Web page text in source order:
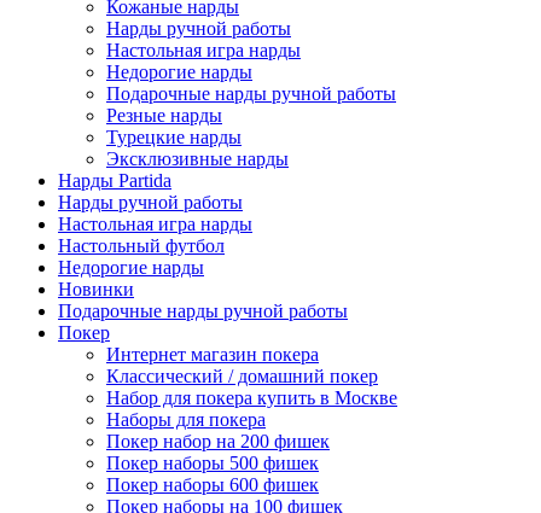
Кожаные нарды
Нарды ручной работы
Настольная игра нарды
Недорогие нарды
Подарочные нарды ручной работы
Резные нарды
Турецкие нарды
Эксклюзивные нарды
Нарды Partida
Нарды ручной работы
Настольная игра нарды
Настольный футбол
Недорогие нарды
Новинки
Подарочные нарды ручной работы
Покер
Интернет магазин покера
Классический / домашний покер
Набор для покера купить в Москве
Наборы для покера
Покер набор на 200 фишек
Покер наборы 500 фишек
Покер наборы 600 фишек
Покер наборы на 100 фишек